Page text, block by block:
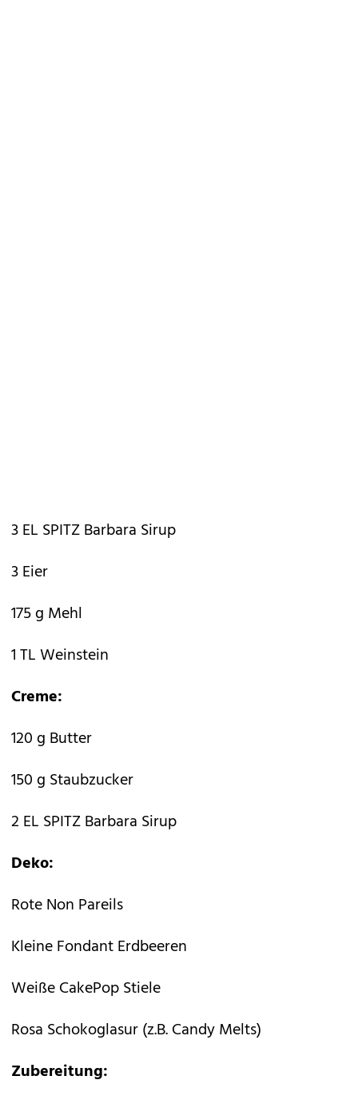
3 EL SPITZ Barbara Sirup
3 Eier
175 g Mehl
1 TL Weinstein
Creme:
120 g Butter
150 g Staubzucker
2 EL SPITZ Barbara Sirup
Deko:
Rote Non Pareils
Kleine Fondant Erdbeeren
Weiße CakePop Stiele
Rosa Schokoglasur (z.B. Candy Melts)
Zubereitung: